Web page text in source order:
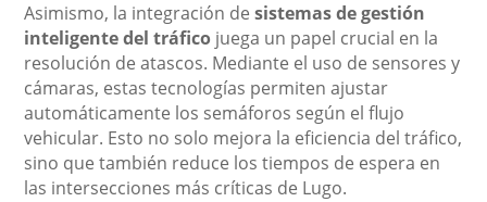
Asimismo, la integración desistemas de gestión
inteligente del tráfico juega un papel crucial en la
resolución de atascos. Mediante el uso de sensores y
cámaras, estas tecnologías permiten ajustar
automáticamente los semáforos según el flujo
vehicular. Esto no solo mejora la eficiencia del tráfico,
sino que también reduce los tiempos de espera en
las intersecciones más críticas de Lugo.